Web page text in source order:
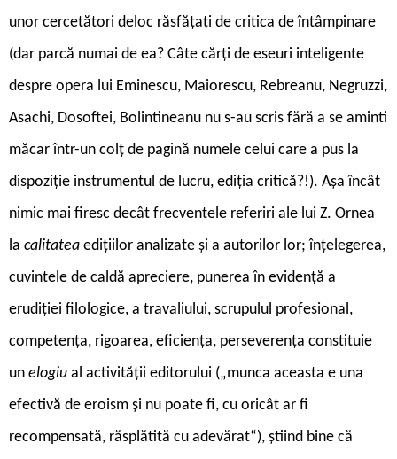
unor cercetători deloc răsfățați de critica de întâmpinare
(dar parcă numai de ea? Câte cărți de eseuri inteligente
despre opera lui Eminescu, Maiorescu, Rebreanu, Negruzzi,
Asachi, Dosoftei, Bolintineanu nu s-au scris fără a se aminti
măcar într-un colț de pagină numele celui care a pus la
dispoziție instrumentul de lucru, ediția critică?!). Așa încât
nimic mai firesc decât frecventele referiri ale lui Z. Ornea
la calitatea edițiilor analizate și a autorilor lor; înțelegerea,
cuvintele de caldă apreciere, punerea în evidență a
erudiției filologice, a travaliului, scrupulul profesional,
competența, rigoarea, eficiența, perseverența constituie
un elogiu al activității editorului („munca aceasta e una
efectivă de eroism și nu poate fi, cu oricât ar fi
recompensată, răsplătită cu adevărat“), știind bine că